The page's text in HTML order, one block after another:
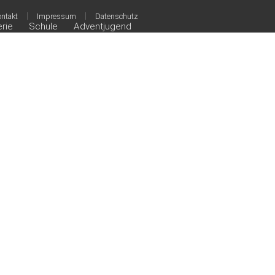
Schule Adventjugend
| Impressum | Datenschutz